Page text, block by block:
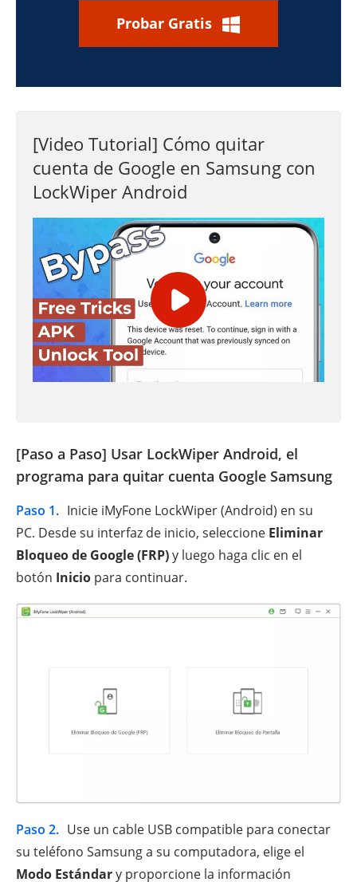
Probar Gratis
[Video Tutorial] Cómo quitar
cuenta de Google en Samsung con
LockWiper Android
[Paso a Paso] Usar LockWiper Android, el
programa para quitar cuenta Google Samsung
Paso 1. Inicie iMyFone LockWiper (Android) en su
PC. Desde su interfaz de inicio, seleccione Eliminar
Bloqueo de Google (FRP)y luego haga clic en el
botón Inicio para continuar.
Paso 2. Use un cable USB compatible para conectar
su teléfono Samsung a su computadora, elige el
Modo Estándary proporcione la información